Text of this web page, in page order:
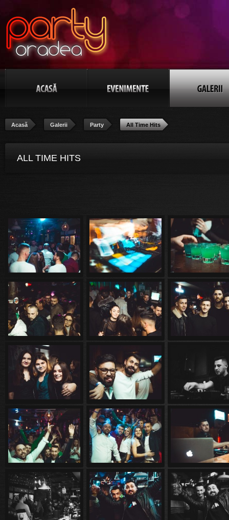
Acasă Galerii Party All Time Hits
ALL TIME HITS